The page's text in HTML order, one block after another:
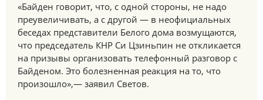
«Байден говорит, что, с одной стороны, не надо
преувеличивать, а с другой — в неофициальных
беседах представители Белого дома возмущаются,
что председатель КНР Си Цзиньпин не откликается
на призывы организовать телефонный разговор с
Байденом. Это болезненная реакция на то, что
произошло»,— заявил Светов.